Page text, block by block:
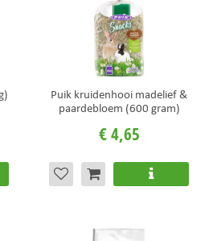
Puik kruidenhooi madelief &
paardebloem (600 gram)
€4,65